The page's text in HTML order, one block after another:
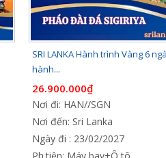
SRI LANKA Hành trình Vàng 6
hành...
26.900.000₫
Nơi đi: HAN//SGN
Nơi đến: Sri Lanka
Ngày đi : 23/02/2027